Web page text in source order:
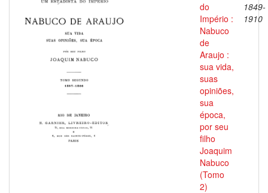
do
Império :
Nabuco
de
Araujo :
sua vida,
suas
opiniões,
sua
época,
por seu
filho
Joaquim
Nabuco
(Tomo
2)
1849-
1910